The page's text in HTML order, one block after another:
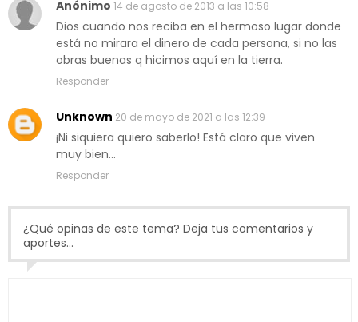
Anónimo 14 de agosto de 2013 a las 10:58
Dios cuando nos reciba en el hermoso lugar donde
está no mirara el dinero de cada persona, si no las
obras buenas q hicimos aquí en la tierra.
Responder
Unknown 20 de mayo de 2021 a las 12:39
¡Ni siquiera quiero saberlo! Está claro que viven
muy bien...
Responder
¿Qué opinas de este tema? Deja tus comentarios y
aportes...